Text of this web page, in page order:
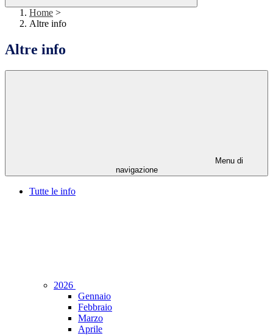
Home >
Altre info
Altre info
Menu di
navigazione
Tutte le info
2026
Gennaio
Febbraio
Marzo
Aprile